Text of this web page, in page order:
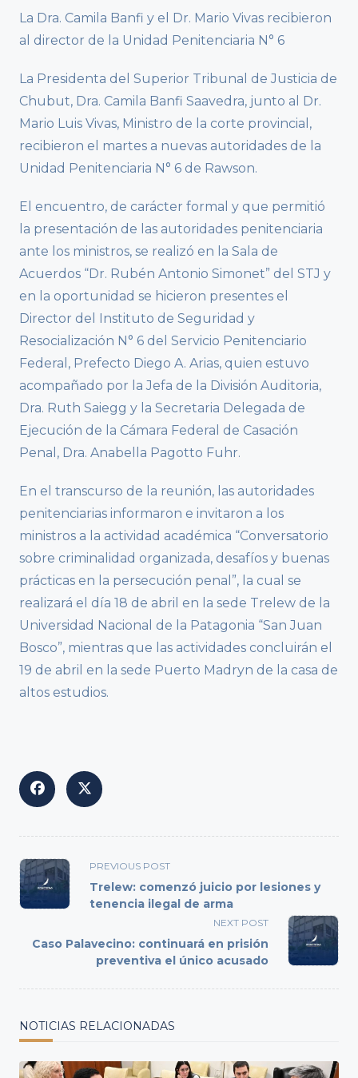
La Dra. Camila Banfi y el Dr. Mario Vivas recibieron
al director de la Unidad Penitenciaria N° 6
La Presidenta del Superior Tribunal de Justicia de
Chubut, Dra. Camila Banfi Saavedra, junto al Dr.
Mario Luis Vivas, Ministro de la corte provincial,
recibieron el martes a nuevas autoridades de la
Unidad Penitenciaria N° 6 de Rawson.
El encuentro, de carácter formal y que permitió
la presentación de las autoridades penitenciaria
ante los ministros, se realizó en la Sala de
Acuerdos “Dr. Rubén Antonio Simonet” del STJ y
en la oportunidad se hicieron presentes el
Director del Instituto de Seguridad y
Resocialización N° 6 del Servicio Penitenciario
Federal, Prefecto Diego A. Arias, quien estuvo
acompañado por la Jefa de la División Auditoria,
Dra. Ruth Saiegg y la Secretaria Delegada de
Ejecución de la Cámara Federal de Casación
Penal, Dra. Anabella Pagotto Fuhr.
En el transcurso de la reunión, las autoridades
penitenciarias informaron e invitaron a los
ministros a la actividad académica “Conversatorio
sobre criminalidad organizada, desafíos y buenas
prácticas en la persecución penal”, la cual se
realizará el día 18 de abril en la sede Trelew de la
Universidad Nacional de la Patagonia “San Juan
Bosco”, mientras que las actividades concluirán el
19 de abril en la sede Puerto Madryn de la casa de
altos estudios.
<span
class="nav-
subtitle
reader-
text">Page</span>
PREVIOUS POST
Trelew: comenzó juicio por lesiones y
tenencia ilegal de arma
NEXT POST
Caso Palavecino: continuará en prisión
preventiva el único acusado
NOTICIAS RELACIONADAS